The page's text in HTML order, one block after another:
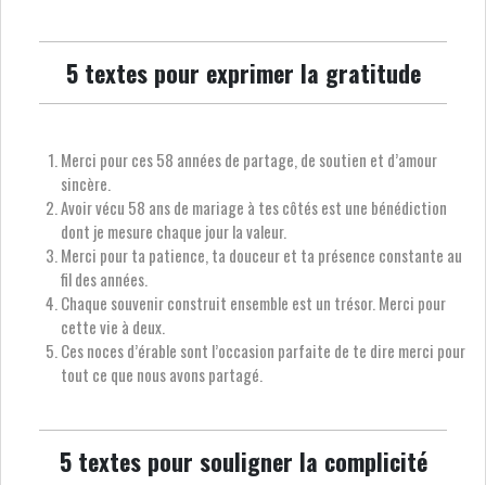
5 textes pour exprimer la gratitude
Merci pour ces 58 années de partage, de soutien et d’amour
sincère.
Avoir vécu 58 ans de mariage à tes côtés est une bénédiction
dont je mesure chaque jour la valeur.
Merci pour ta patience, ta douceur et ta présence constante au
fil des années.
Chaque souvenir construit ensemble est un trésor. Merci pour
cette vie à deux.
Ces noces d’érable sont l’occasion parfaite de te dire merci pour
tout ce que nous avons partagé.
5 textes pour souligner la complicité